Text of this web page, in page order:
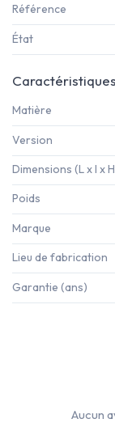
Référence
État
Caractéristiques
Matière
Version
Dimensions (L x l x
Poids
Marque
Lieu de fabrication
Garantie (ans)
Aucun